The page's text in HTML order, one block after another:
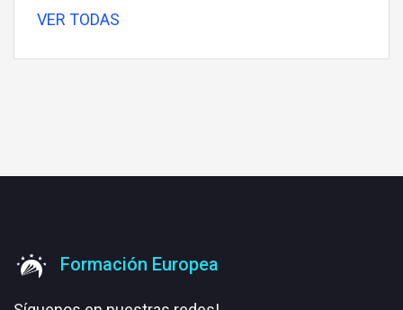
VER TODAS
Formación Europea